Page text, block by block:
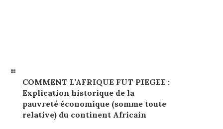
COMMENT L’AFRIQUE FUT PIEGEE :
Explication historique de la
pauvreté économique (somme toute
relative) du continent Africain